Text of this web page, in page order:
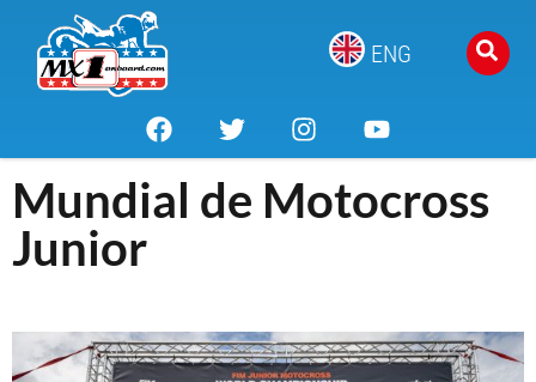
ENG
Mundial de Motocross
Junior